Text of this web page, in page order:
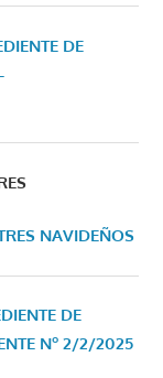
DE
NAVIDEÑOS
DE
Nº 2/2/2025